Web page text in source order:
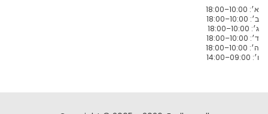
א׳: 10:00–18:00
ב׳: 10:00–18:00
ג׳: 10:00–18:00
ד׳: 10:00–18:00
ה׳: 10:00–18:00
ו׳: 09:00–14:00